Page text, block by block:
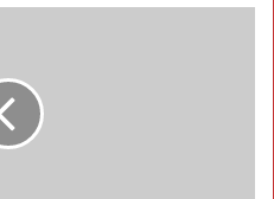
تحولات